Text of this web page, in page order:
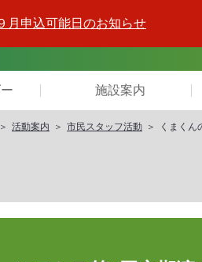
月申込可能日のお知らせ
施設案内
活動案内 市民スタッフ活動 くまく